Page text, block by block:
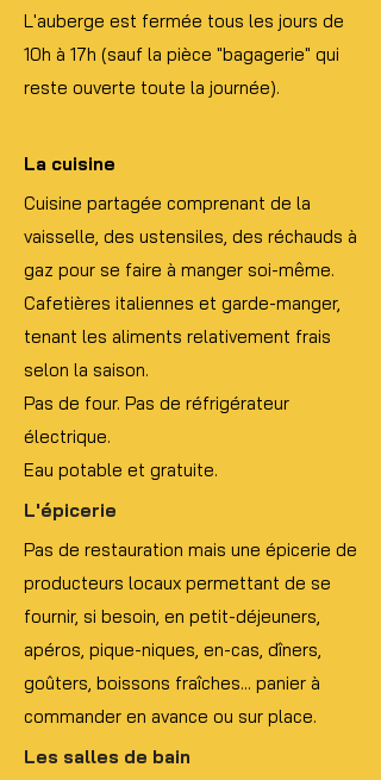
L'auberge est fermée tous les jours de
10h à 17h (sauf la pièce "bagagerie" qui
reste ouverte toute la journée).
La cuisine
Cuisine partagée comprenant de la
vaisselle, des ustensiles, des réchauds à
gaz pour se faire à manger soi-même.
Cafetières italiennes et garde-manger,
tenant les aliments relativement frais
selon la saison.
Pas de four. Pas de réfrigérateur
électrique.
Eau potable et gratuite.
L'épicerie
Pas de restauration mais une épicerie de
producteurs locaux permettant de se
fournir, si besoin, en petit-déjeuners,
apéros, pique-niques, en-cas, dîners,
goûters, boissons fraîches... panier à
commander en avance ou sur place.
Les salles de bain